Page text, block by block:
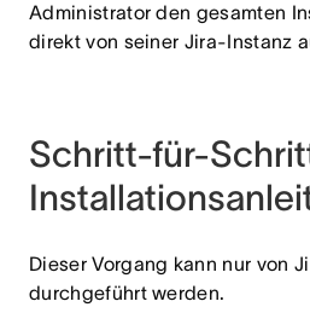
Administrator den gesamten
direkt von seiner Jira-Instanz
Schritt-für-
Dieser Vorgang kann nur von
durchgeführt werden.